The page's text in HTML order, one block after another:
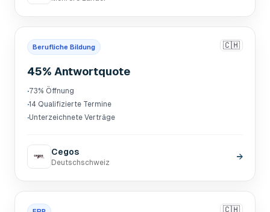
Berufliche Bildung 🇨🇭
45% Antwortquote
·73% Öffnung
·14 Qualifizierte Termine
·Unterzeichnete Verträge
Cegos
Deutschschweiz
→
🇨🇭